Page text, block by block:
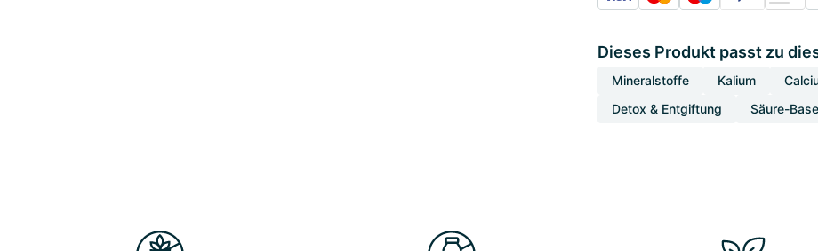
Dieses Produkt passt zu
Mineralstoffe Kalium
Detox & Entgiftung
Säure-